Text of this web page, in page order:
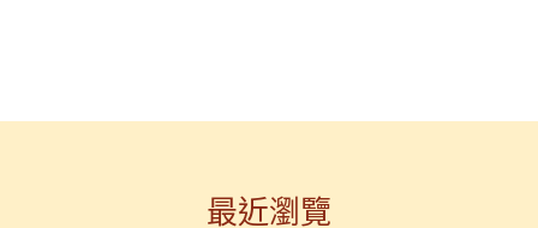
最近瀏覽